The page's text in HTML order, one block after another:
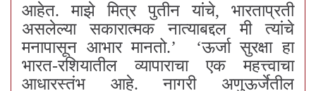
आहेत. माझे मित्र पुतीन यांचे, भारताप्रती
असलेल्या सकारात्मक नात्याबद्दल मी त्यांचे
मनापासून आभार मानतो.’ ‘ऊर्जा सुरक्षा हा
भारत-रशियातील व्यापाराचा एक महत्त्वाचा
आधारस्तंभ आहे. नागरी अणुऊर्जेतील